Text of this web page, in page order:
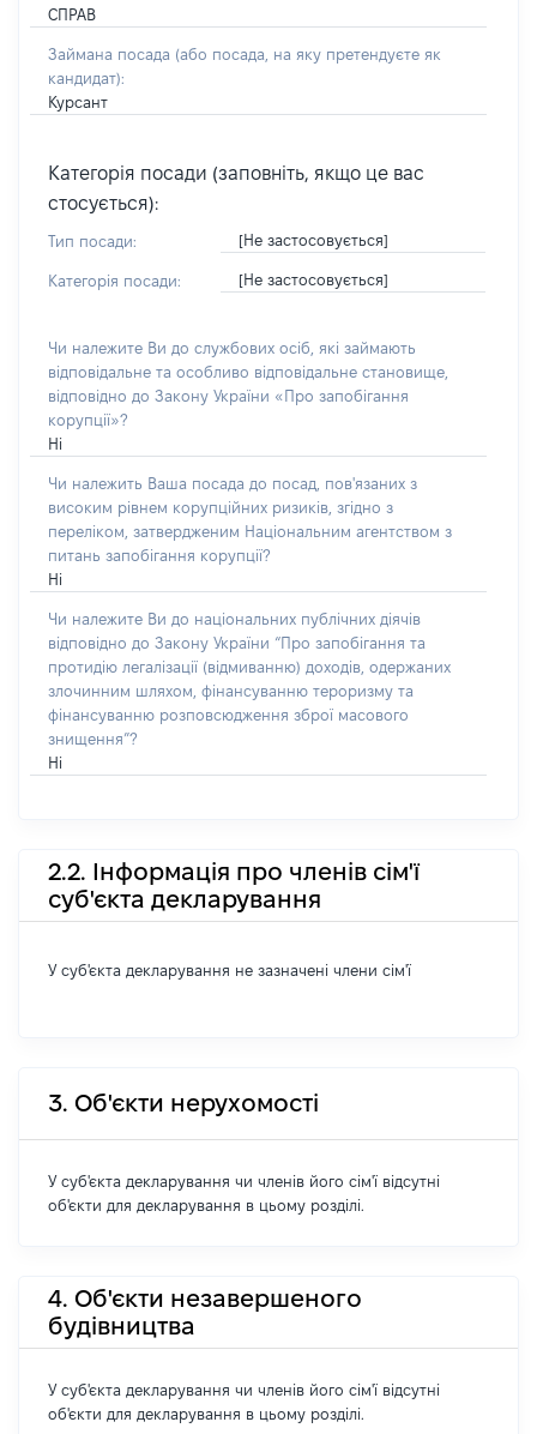
СПРАВ
Займана посада (або посада, на яку претендуєте як
кандидат):
Курсант
Категорія посади (заповніть, якщо це вас
стосується):
Тип посади: [Не застосовується]
Категорія посади: [Не застосовується]
Чи належите Ви до службових осіб, які займають
відповідальне та особливо відповідальне становище,
відповідно до Закону України «Про запобігання
корупції»?
Ні
Чи належить Ваша посада до посад, пов'язаних з
високим рівнем корупційних ризиків, згідно з
переліком, затвердженим Національним агентством з
питань запобігання корупції?
Ні
Чи належите Ви до національних публічних діячів
відповідно до Закону України “Про запобігання та
протидію легалізації (відмиванню) доходів, одержаних
злочинним шляхом, фінансуванню тероризму та
фінансуванню розповсюдження зброї масового
знищення”?
Ні
2.2. Інформація про членів сім'ї
суб'єкта декларування
У суб'єкта декларування не зазначені члени сім'ї
3. Об'єкти нерухомості
У суб'єкта декларування чи членів його сім'ї відсутні
об'єкти для декларування в цьому розділі.
4. Об'єкти незавершеного
будівництва
У суб'єкта декларування чи членів його сім'ї відсутні
об'єкти для декларування в цьому розділі.